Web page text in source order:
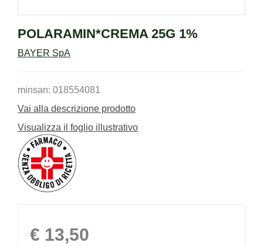
POLARAMIN*CREMA 25G 1%
BAYER SpA
minsan: 018554081
Vai alla descrizione prodotto
Visualizza il foglio illustrativo
Prezzo
€ 13,50